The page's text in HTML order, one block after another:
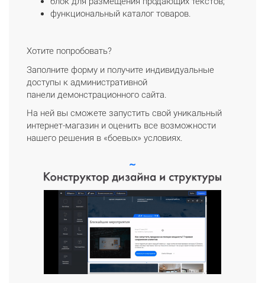
функциональный каталог товаров.
Хотите попробовать?
Заполните форму и получите индивидуальные
доступы к административной
панели демонстрационного сайта.
На ней вы сможете запустить свой уникальный
интернет-магазин и оценить все возможности
нашего решения в «боевых» условиях.